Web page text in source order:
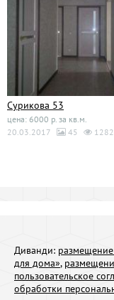
Сурикова 53
цена: 6000 р. за кв.м.
20.03.2017
45 1282
Диванди:
для дома»,
пользовательское
обработки